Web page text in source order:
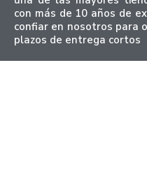
con más de 10 años de
confiar en nosotros para
plazos de entrega cortos